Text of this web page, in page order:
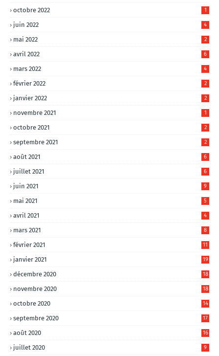
octobre 2022 1
juin 2022 4
mai 2022 2
avril 2022 6
mars 2022 4
février 2022 2
janvier 2022 2
novembre 2021 1
octobre 2021 2
septembre 2021 2
août 2021 6
juillet 2021 6
juin 2021 9
mai 2021 5
avril 2021 4
mars 2021 8
février 2021 11
janvier 2021 19
décembre 2020 18
novembre 2020 18
octobre 2020 14
septembre 2020 17
août 2020 16
juillet 2020 9